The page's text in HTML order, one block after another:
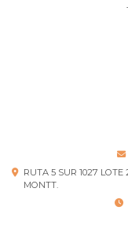
RUTA 5 SUR 1027
MONTT.